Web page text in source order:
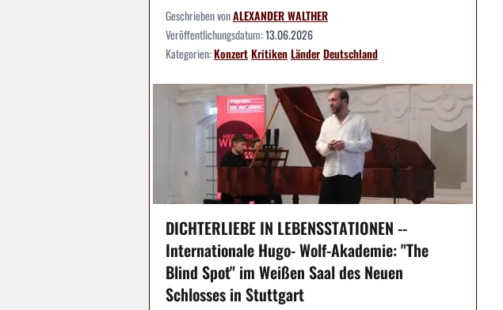
Geschrieben vonALEXANDER WALTHER
Veröffentlichungsdatum:13.06.2026
Kategorien:KonzertKritikenLänderDeutschland
DICHTERLIEBE IN LEBENSSTATIONEN --
Internationale Hugo- Wolf-Akademie: "The
Blind Spot" im Weißen Saal des Neuen
Schlosses in Stuttgart